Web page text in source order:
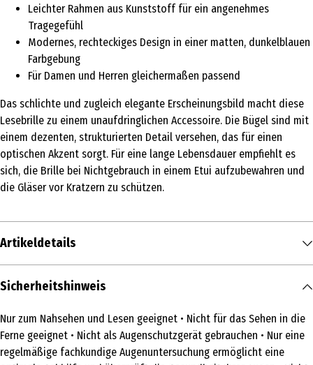
Leichter Rahmen aus Kunststoff für ein angenehmes
Tragegefühl
Modernes, rechteckiges Design in einer matten, dunkelblauen
Farbgebung
Für Damen und Herren gleichermaßen passend
Das schlichte und zugleich elegante Erscheinungsbild macht diese
Lesebrille zu einem unaufdringlichen Accessoire. Die Bügel sind mit
einem dezenten, strukturierten Detail versehen, das für einen
optischen Akzent sorgt. Für eine lange Lebensdauer empfiehlt es
sich, die Brille bei Nichtgebrauch in einem Etui aufzubewahren und
die Gläser vor Kratzern zu schützen.
Artikeldetails
Inhalt
Produkttyp
Lesebrille
Sicherheitshinweis
Nur zum Nahsehen und Lesen geeignet • Nicht für das Sehen in die
Ferne geeignet • Nicht als Augenschutzgerät gebrauchen • Nur eine
regelmäßige fachkundige Augenuntersuchung ermöglicht eine